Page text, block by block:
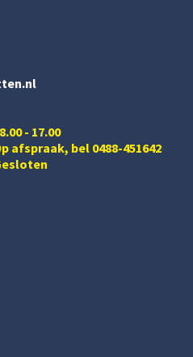
- 17.00
afspraak, bel 0488-451642